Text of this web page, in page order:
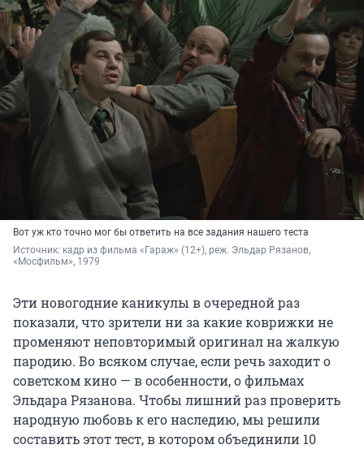
Вот уж кто точно мог бы ответить на все задания нашего теста
Источник: кадр из фильма «Гараж» (12+), реж. Эльдар Рязанов,
«Мосфильм», 1979
Эти новогодние каникулы в очередной раз
показали, что зрители ни за какие коврижки не
променяют неповторимый оригинал на жалкую
пародию. Во всяком случае, если речь заходит о
советском кино — в особенности, о фильмах
Эльдара Рязанова. Чтобы лишний раз проверить
народную любовь к его наследию, мы решили
составить этот тест, в котором объединили 10